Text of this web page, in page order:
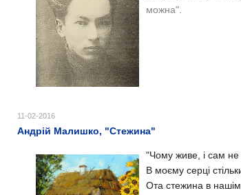
можна".
11-02-2016
Андрій Малишко, "Стежина"
"Чому живе, і сам не
В моєму серці
Ота стежина в нашім